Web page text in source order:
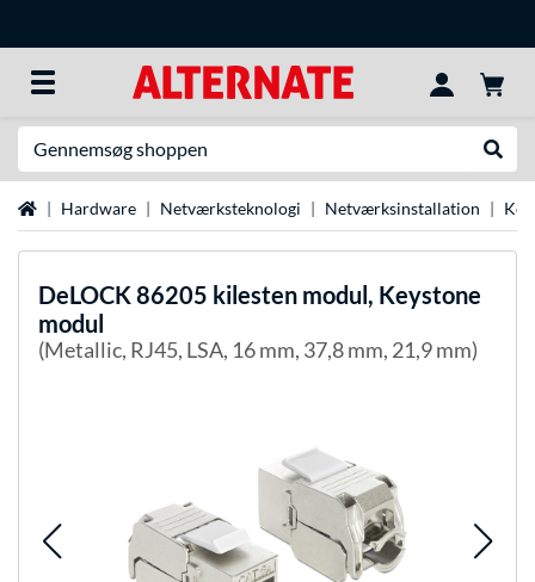
StartsideHardware Netværksteknologi Netværksinstallation
DeLOCK86205 kilesten modul, Keystone
modul
(Metallic, RJ45, LSA, 16 mm, 37,8 mm, 21,9 mm)